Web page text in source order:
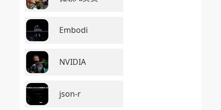
Embodi
NVIDIA
json-r